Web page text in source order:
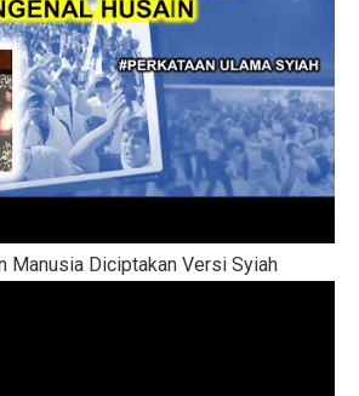
Manusia Diciptakan Versi Syiah